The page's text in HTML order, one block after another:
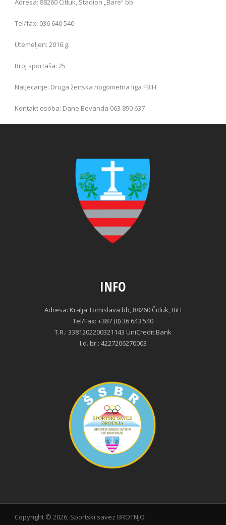
Adresa: 88260 Čitluk, Stadion „Bare“ bb
Tel/fax: 036 640 540
Utemeljen: 2016.g.
Broj sportaša: 25
Natjecanje: Druga ženska nogometna liga FBiH
Kontakt osoba: Dane Bevanda 063 890 637
INFO
Adresa: Kralja Tomislava bb, 88260 Čitluk, BiH
Tel/Fax: +387 (0) 36 643 540
T.R.: 3381202200321143 UniCredit Bank
I.d. br.: 4227206270003
Copyright © 2026, Sportski savez BROTNJO